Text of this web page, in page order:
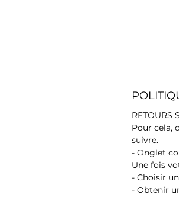
RETOURS
Pour cela,
suivre.
- Onglet
Une fois
- Choisir
- Obtenir